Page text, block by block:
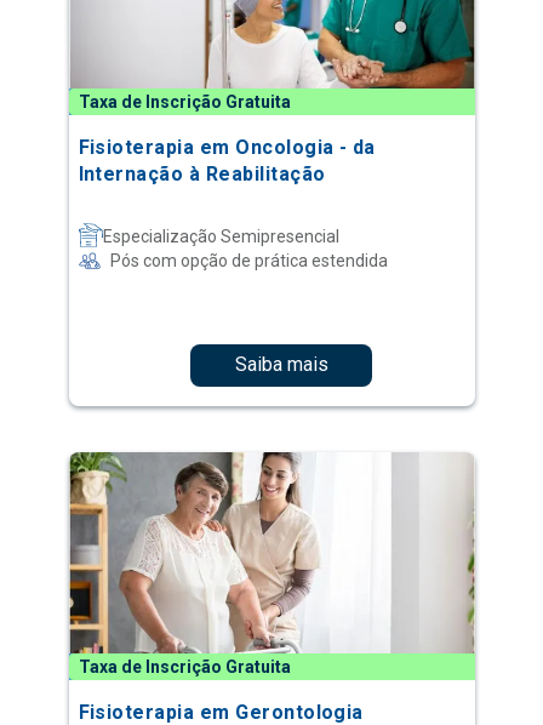
Taxa de Inscrição Gratuita
Fisioterapia em Oncologia - da
Internação à Reabilitação
Especialização Semipresencial
Pós com opção de prática estendida
Saiba mais
Taxa de Inscrição Gratuita
Fisioterapia em Gerontologia